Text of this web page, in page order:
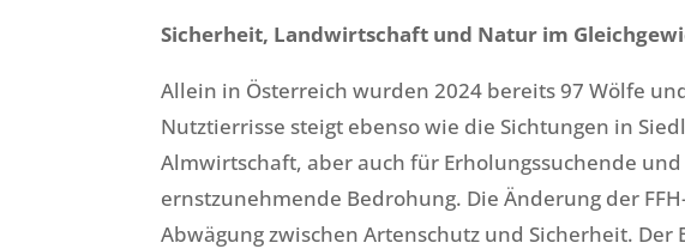
Sicherheit, Landwirtschaft und Natur im
Allein in Österreich wurden 2024 bereits 97 Wölfe
Nutztierrisse steigt ebenso wie die Sichtungen in
Almwirtschaft, aber auch für Erholungssuchende
ernstzunehmende Bedrohung. Die Änderung der
Abwägung zwischen Artenschutz und Sicherheit.